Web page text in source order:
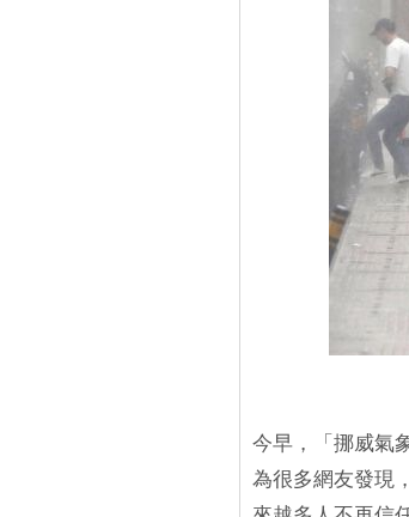
今早，「挪威氣
為很多網友發現